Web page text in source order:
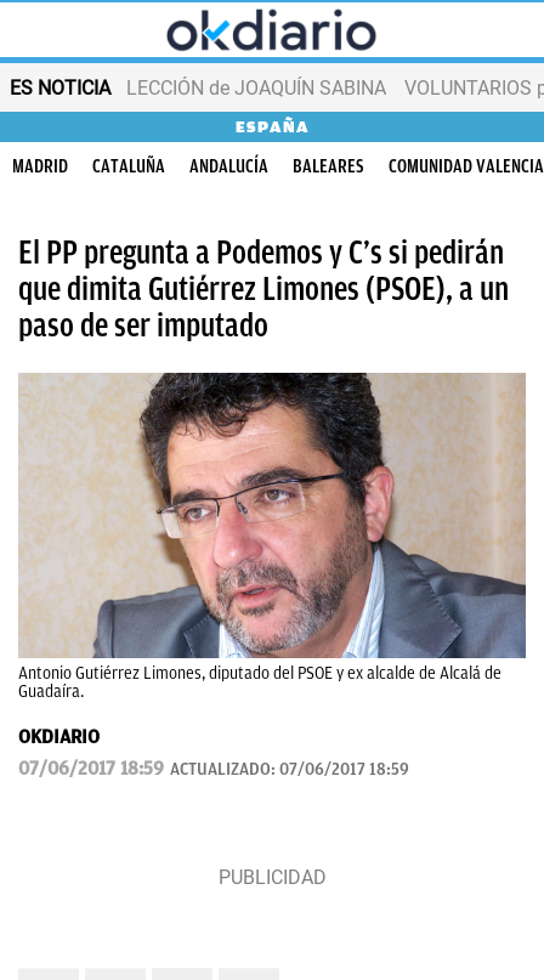
ES NOTICIA LECCIÓN de JOAQUÍN SABINA VOLUNTARIOS
ESPAÑA
MADRID CATALUÑA ANDALUCÍA BALEARES COMUNIDAD
El PP pregunta a Podemos y C’s si pedirán
que dimita Gutiérrez Limones (PSOE), a un
paso de ser imputado
Antonio Gutiérrez Limones, diputado del PSOE y ex alcalde de Alcalá de
Guadaíra.
OKDIARIO
07/06/2017 18:59 ACTUALIZADO: 07/06/2017 18:59